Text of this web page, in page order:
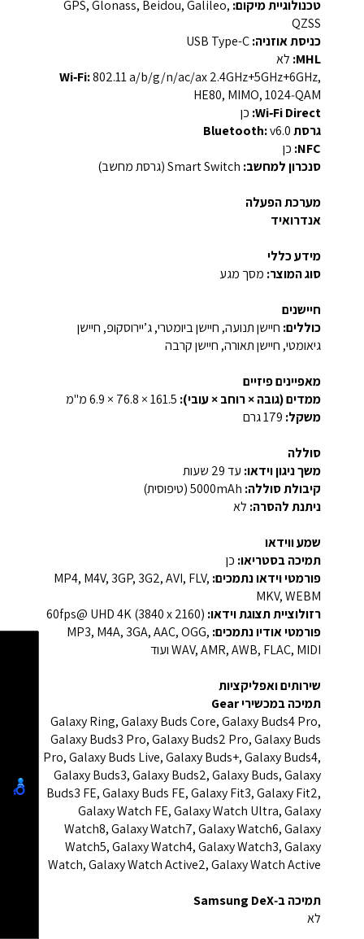
טכנולוגיית מיקום: GPS, Glonass, Beidou, Galileo,
QZSS
כניסת אוזניה:
MHL: לא
Wi‑Fi:‎802.11 a/b/g/n/ac/ax 2.4GHz+5GHz+6GHz,
HE80, MIMO, 1024‑QAM‎
Wi‑Fi Direct: כן
גרסת Bluetooth:‎v6.0‎
NFC: כן
סנכרון למחשב:
מערכת הפעלה
אנדרואיד
מידע כללי
סוג המוצר: מסך מגע
חיישנים
כוללים: חיישן תנועה, חיישן ביומטרי, ג’יירוסקופ, חיישן
גיאומטי, חיישן תאורה, חיישן קרבה
מאפיינים פיזיים
ממדים (גובה × רוחב × עובי):
משקל:
סוללה
משך ניגון וידאו: עד ‎29 שעות‎
קיבולת סוללה:
ניתנת להסרה: לא
שמע ווידאו
תמיכה בסטריאו: כן
פורמטי וידאו נתמכים: ‎MP4, M4V, 3GP, 3G2, AVI, FLV,
MKV, WEBM‎
רזולוציית תצוגת וידאו:
פורמטי אודיו נתמכים: ‎MP3, M4A, 3GA, AAC, OGG,
WAV, AMR, AWB, FLAC, MIDI ועוד‎
שירותים ואפליקציות
תמיכה במכשירי Gear
Galaxy Ring, Galaxy Buds Core, Galaxy Buds4 Pro,
Galaxy Buds3 Pro, Galaxy Buds2 Pro, Galaxy Buds
Pro, Galaxy Buds Live, Galaxy Buds+, Galaxy Buds4,
Galaxy Buds3, Galaxy Buds2, Galaxy Buds, Galaxy
Buds3 FE, Galaxy Buds FE, Galaxy Fit3, Galaxy Fit2,
Galaxy Watch FE, Galaxy Watch Ultra, Galaxy
Watch8, Galaxy Watch7, Galaxy Watch6, Galaxy
Watch5, Galaxy Watch4, Galaxy Watch3, Galaxy
Watch, Galaxy Watch Active2, Galaxy Watch Active
תמיכה ב‑Samsung DeX
לא